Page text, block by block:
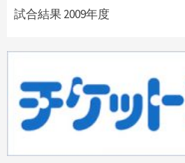
試合結果 2009年度